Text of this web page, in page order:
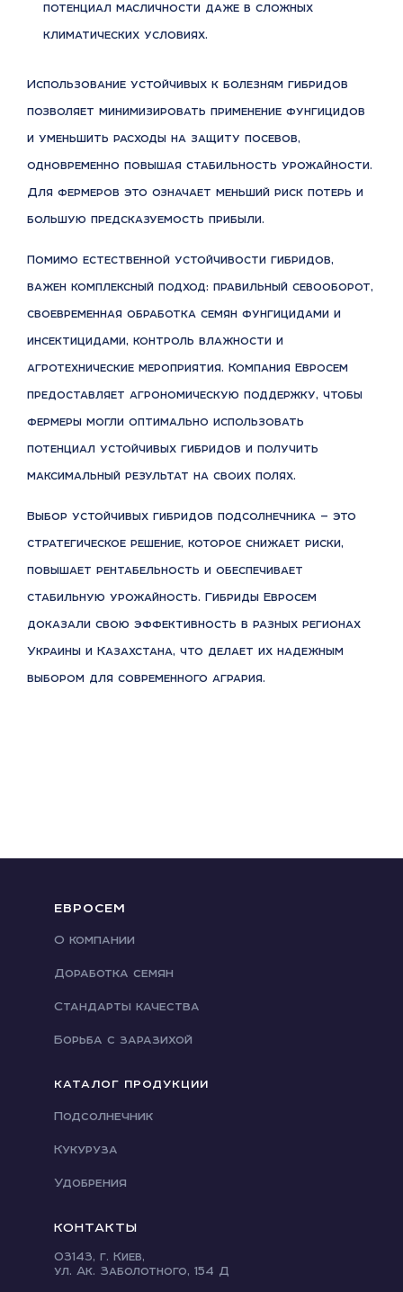
потенциал масличности даже в сложных
климатических условиях.
Использование устойчивых к болезням гибридов
позволяет минимизировать применение фунгицидов
и уменьшить расходы на защиту посевов,
одновременно повышая стабильность урожайности.
Для фермеров это означает меньший риск потерь и
большую предсказуемость прибыли.
Помимо естественной устойчивости гибридов,
важен комплексный подход: правильный севооборот,
своевременная обработка семян фунгицидами и
инсектицидами, контроль влажности и
агротехнические мероприятия. Компания Евросем
предоставляет агрономическую поддержку, чтобы
фермеры могли оптимально использовать
потенциал устойчивых гибридов и получить
максимальный результат на своих полях.
Выбор устойчивых гибридов подсолнечника — это
стратегическое решение, которое снижает риски,
повышает рентабельность и обеспечивает
стабильную урожайность. Гибриды Евросем
доказали свою эффективность в разных регионах
Украины и Казахстана, что делает их надежным
выбором для современного агрария.
ЕВРОСЕМ
О компании
Доработка семян
Стандарты качества
Борьба с заразихой
КАТАЛОГ ПРОДУКЦИИ
Подсолнечник
Кукуруза
Удобрения
КОНТАКТЫ
03143, г. Киев,
ул. Ак. Заболотного, 154 Д